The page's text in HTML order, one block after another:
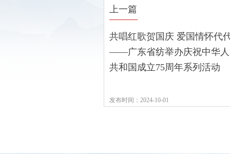
上一篇
共唱红歌贺国庆 爱国情怀代
——广东省纺举办庆祝中华
共和国成立75周年系列活动
发布时间：2024-10-01